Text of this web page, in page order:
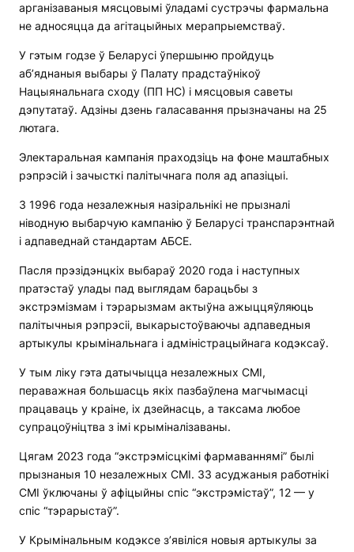
арганізаваныя мясцовымі ўладамі сустрэчы фармальна
не адносяцца да агітацыйных мерапрыемстваў.
У гэтым годзе ў Беларусі ўпершыню пройдуць
аб’яднаныя выбары ў Палату прадстаўнікоў
Нацыянальнага сходу (ПП НС) і мясцовыя саветы
дэпутатаў. Адзіны дзень галасавання прызначаны на 25
лютага.
Электаральная кампанія праходзіць на фоне маштабных
рэпрэсій і зачысткі палітычнага поля ад апазіцыі.
З 1996 года незалежныя назіральнікі не прызналі
ніводную выбарчую кампанію ў Беларусі транспарэнтнай
і адпаведнай стандартам АБСЕ.
Пасля прэзідэнцкіх выбараў 2020 года і наступных
пратэстаў улады пад выглядам барацьбы з
экстрэмізмам і тэрарызмам актыўна ажыццяўляюць
палітычныя рэпрэсіі, выкарыстоўваючы адпаведныя
артыкулы крымінальнага і адміністрацыйнага кодэксаў.
У тым ліку гэта датычыцца незалежных СМІ,
пераважная большасць якіх пазбаўлена магчымасці
працаваць у краіне, іх дзейнасць, а таксама любое
супрацоўніцтва з імі крыміналізаваны.
Цягам 2023 года “экстрэмісцкімі фармаваннямі” былі
прызнаныя 10 незалежных СМІ. 33 асуджаныя работнікі
СМІ ўключаны ў афіцыйны спіс “экстрэмістаў”, 12 — у
спіс “тэрарыстаў”.
У Крымінальным кодэксе з’явіліся новыя артыкулы за